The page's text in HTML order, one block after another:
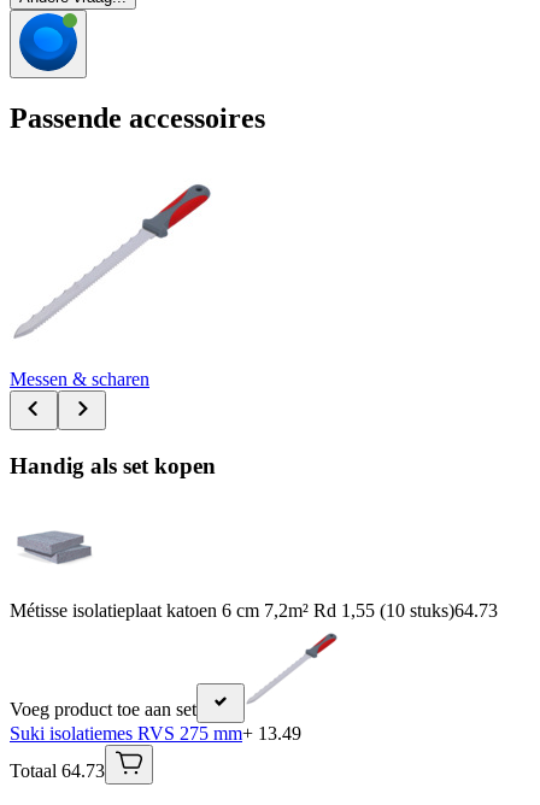
Passende accessoires
Messen & scharen
Handig als set kopen
Métisse isolatieplaat katoen 6 cm 7,2m² Rd 1,55 (10 stuks)64.73
Voeg product toe aan set
Suki isolatiemes RVS 275 mm+ 13.49
Totaal 64.73